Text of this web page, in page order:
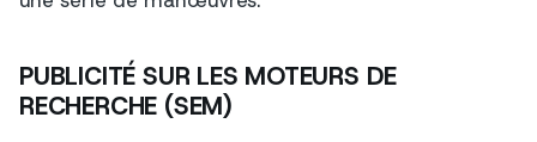
PUBLICITÉ SUR LES MOTEURS DE
RECHERCHE (SEM)